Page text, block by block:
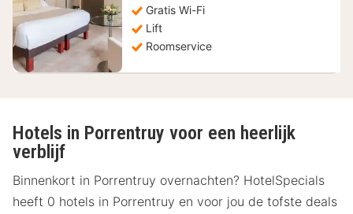
Gratis Wi-Fi
Lift
Roomservice
Hotels in Porrentruy voor een heerlijk
verblijf
Binnenkort in Porrentruy overnachten? HotelSpecials
heeft 0 hotels in Porrentruy en voor jou de tofste deals